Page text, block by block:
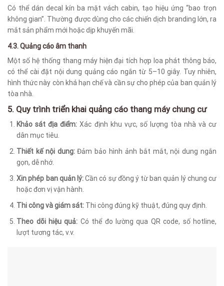
Có thể dán decal kín ba mặt vách cabin, tạo hiệu ứng “bao trọn
không gian”. Thường được dùng cho các chiến dịch branding lớn, ra
mắt sản phẩm mới hoặc dịp khuyến mãi.
4.3. Quảng cáo âm thanh
Một số hệ thống thang máy hiện đại tích hợp loa phát thông báo,
có thể cài đặt nội dung quảng cáo ngắn từ 5–10 giây. Tuy nhiên,
hình thức này còn khá hạn chế và cần sự cho phép của ban quản lý
tòa nhà.
5. Quy trình triển khai quảng cáo thang máy chung cư
Khảo sát địa điểm: Xác định khu vực, số lượng tòa nhà và cư
dân mục tiêu.
Thiết kế nội dung:Đảm bảo hình ảnh bắt mắt, nội dung ngắn
gọn, dễ nhớ.
Xin phép ban quản lý:Cần có sự đồng ý từ ban quản lý chung cư
hoặc đơn vị vận hành.
Thi công và giám sát: Thi công đúng kỹ thuật, đúng quy định.
Theo dõi hiệu quả: Có thể đo lường qua QR code, số hotline,
lượt tương tác, v.v.